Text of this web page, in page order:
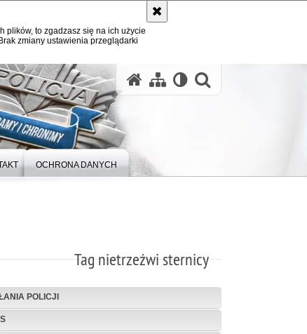
plików, to zgadzasz się na ich użycie
zmiany ustawienia przeglądarki
OCHRONA DANYCH
Tag nietrzeźwi sternicy
POLICJI